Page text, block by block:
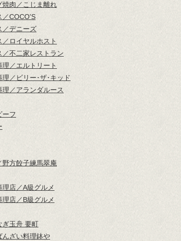
焼肉／こじま離れ
／COCO'S
／デニーズ
／ロイヤルホスト
／不二家レストラン
理／エルトリート
理／ビリー･ザ･キッド
理／アランダルース
ーフ
野方餃子練馬翠庵
理店／A級グルメ
理店／B級グルメ
ぎ玉舟 要町
んざい料理鉢や